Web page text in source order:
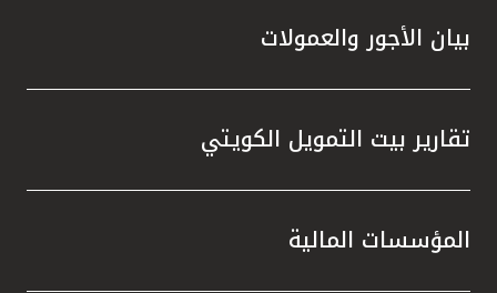
بيان الأجور والعمولات
تقارير بيت التمويل الكويتي
المؤسسات المالية